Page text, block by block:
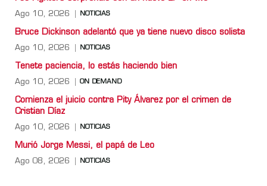
Ago 10, 2026 NOTICIAS
Bruce Dickinson adelantó que ya tiene nuevo disco solista
Ago 10, 2026 NOTICIAS
Tenete paciencia, lo estás haciendo bien
Ago 10, 2026 ON DEMAND
Comienza el juicio contra Pity Álvarez por el crimen de
Cristian Díaz
Ago 10, 2026 NOTICIAS
Murió Jorge Messi, el papá de Leo
Ago 08, 2026 NOTICIAS